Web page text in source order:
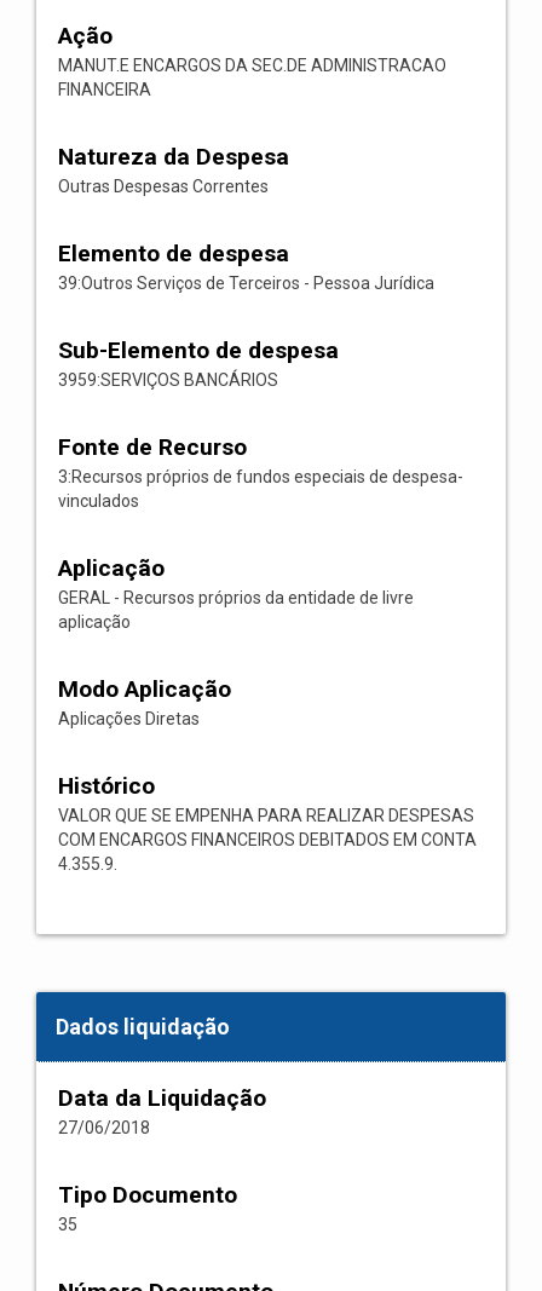
Ação
MANUT.E ENCARGOS DA SEC.DE ADMINISTRACAO
FINANCEIRA
Natureza da Despesa
Outras Despesas Correntes
Elemento de despesa
39:Outros Serviços de Terceiros - Pessoa Jurídica
Sub-Elemento de despesa
3959:SERVIÇOS BANCÁRIOS
Fonte de Recurso
3:Recursos próprios de fundos especiais de despesa-
vinculados
Aplicação
GERAL - Recursos próprios da entidade de livre
aplicação
Modo Aplicação
Aplicações Diretas
Histórico
VALOR QUE SE EMPENHA PARA REALIZAR DESPESAS
COM ENCARGOS FINANCEIROS DEBITADOS EM CONTA
4.355.9.
Dados liquidação
Data da Liquidação
27/06/2018
Tipo Documento
35